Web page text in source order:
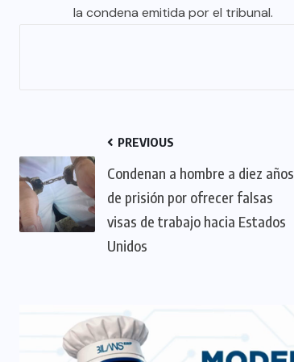
la condena emitida por el tribunal.
PREVIOUS
Condenan a hombre a diez años
de prisión por ofrecer falsas
visas de trabajo hacia Estados
Unidos